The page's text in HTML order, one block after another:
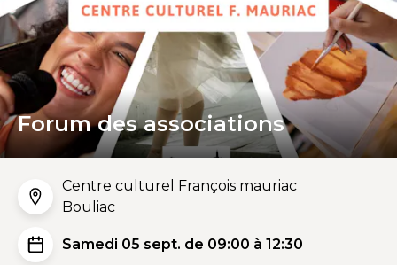
Centre culturel François mauriac
Bouliac
Samedi 05 sept. de 09:00 à 12:30
Forum des associations